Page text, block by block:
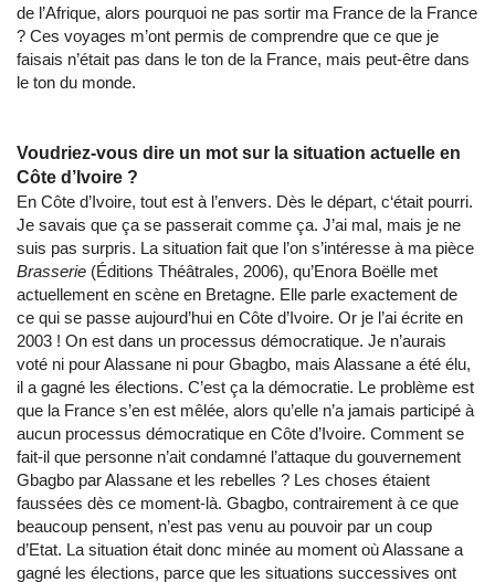
de l’Afrique, alors pourquoi ne pas sortir ma France de la France
? Ces voyages m’ont permis de comprendre que ce que je
faisais n’était pas dans le ton de la France, mais peut-être dans
le ton du monde.
Voudriez-vous dire un mot sur la situation actuelle en
Côte d’Ivoire ?
En Côte d’Ivoire, tout est à l’envers. Dès le départ, c‘était pourri.
Je savais que ça se passerait comme ça. J’ai mal, mais je ne
suis pas surpris. La situation fait que l’on s’intéresse à ma pièce
Brasserie (Éditions Théâtrales, 2006), qu’Enora Boëlle met
actuellement en scène en Bretagne. Elle parle exactement de
ce qui se passe aujourd’hui en Côte d’Ivoire. Or je l’ai écrite en
2003 ! On est dans un processus démocratique. Je n’aurais
voté ni pour Alassane ni pour Gbagbo, mais Alassane a été élu,
il a gagné les élections. C’est ça la démocratie. Le problème est
que la France s’en est mêlée, alors qu’elle n’a jamais participé à
aucun processus démocratique en Côte d’Ivoire. Comment se
fait-il que personne n’ait condamné l’attaque du gouvernement
Gbagbo par Alassane et les rebelles ? Les choses étaient
faussées dès ce moment-là. Gbagbo, contrairement à ce que
beaucoup pensent, n’est pas venu au pouvoir par un coup
d’Etat. La situation était donc minée au moment où Alassane a
gagné les élections, parce que les situations successives ont